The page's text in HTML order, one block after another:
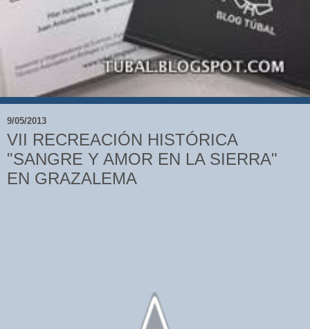
9/05/2013
VII RECREACIÓN HISTÓRICA
"SANGRE Y AMOR EN LA SIERRA"
EN GRAZALEMA